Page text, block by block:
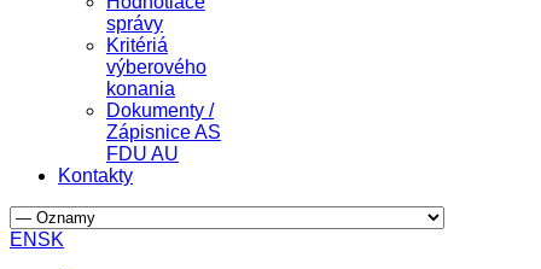
správy
Kritériá
výberového
konania
Dokumenty /
Zápisnice AS
FDU AU
Kontakty
EN SK